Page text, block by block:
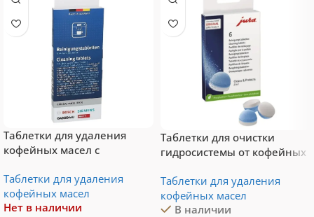
Таблетки для удаления
кофейных масел с
TSZ6001 10 шт.
Таблетки для удаления
кофейных масел
Нет в наличии
Таблетки для очистки
гидросистемы от кофейных
Таблетки для удаления
кофейных масел
В наличии